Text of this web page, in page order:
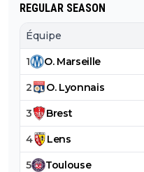
REGULAR SEASON
Équipe
1 O. Marseille
2 O. Lyonnais
3 Brest
4 Lens
5 Toulouse